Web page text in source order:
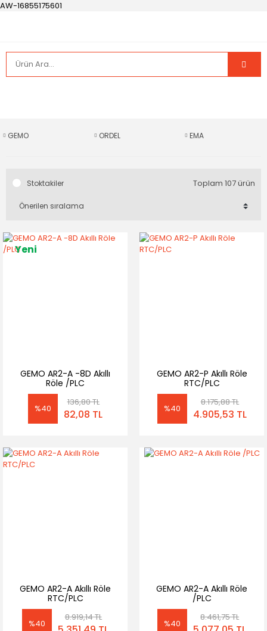
AW-16855175601
GEMO ORDEL EMA
Stoktakiler Toplam 107 ürün
Yeni
GEMO AR2-A -8D Akıllı
Röle /PLC
%40
136,80 TL
82,08 TL
GEMO AR2-P Akıllı Röle
RTC/PLC
%40
8.175,88 TL
4.905,53 TL
GEMO AR2-A Akıllı Röle
RTC/PLC
%40
8.919,14 TL
GEMO AR2-A Akıllı Röle
/PLC
%40
8.461,75 TL